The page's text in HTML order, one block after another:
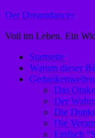
Zum
springen
Der Dreamdancer
Voll im Leben. Ein
Startseite
Warum dieser
Gedankenwelten
Das
Der
Die
Die
Einfach